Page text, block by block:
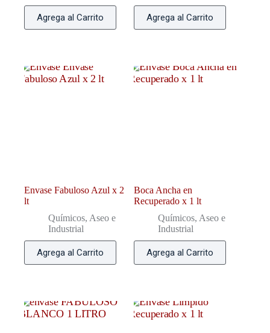
Agrega al Carrito Agrega al Carrito
Envase Fabuloso Azul x 2
lt
Químicos, Aseo e
Industrial
Agrega al Carrito
Boca Ancha en
Recuperado x 1 lt
Químicos, Aseo e
Industrial
Agrega al Carrito